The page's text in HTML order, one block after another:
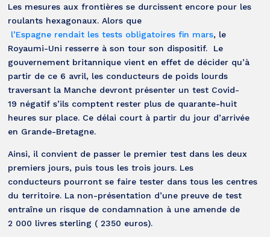
Les mesures aux frontières se durcissent encore pour les
roulants hexagonaux. Alors que
l’Espagne rendait les tests obligatoires fin mars, le
Royaumi-Uni resserre à son tour son dispositif. Le
gouvernement britannique vient en effet de décider qu’à
partir de ce 6 avril, les conducteurs de poids lourds
traversant la Manche devront présenter un test Covid-
19 négatif s’ils comptent rester plus de quarante-huit
heures sur place. Ce délai court à partir du jour d’arrivée
en Grande-Bretagne.
Ainsi, il convient de passer le premier test dans les deux
premiers jours, puis tous les trois jours. Les
conducteurs pourront se faire tester dans tous les centres
du territoire. La non-présentation d’une preuve de test
entraîne un risque de condamnation à une amende de
2 000 livres sterling ( 2350 euros).